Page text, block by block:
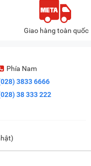
Giao hàng toàn quốc
Phía Nam
3833 6666
38 333 222